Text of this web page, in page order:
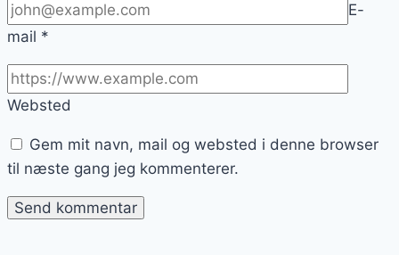
E-
mail *
Websted
Gem mit navn, mail og websted i denne browser
til næste gang jeg kommenterer.